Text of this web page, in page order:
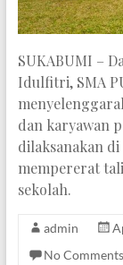
SUKABUMI –
Idulfitri, SMA
dan karyawan
dilaksanakan
mempererat
sekolah.
admin
No Comments